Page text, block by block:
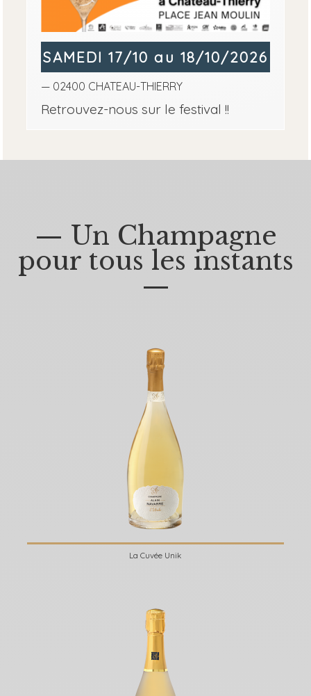
SAMEDI 17/10 au 18/10/2026
— 02400 CHATEAU-THIERRY
Retrouvez-nous sur le festival !!
— Un Champagne
pour tous les instants
—
La Cuvée Unik